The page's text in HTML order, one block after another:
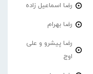
رضا اسماعیل زاده
رضا بهرام
رضا پیشرو و علی
اوج